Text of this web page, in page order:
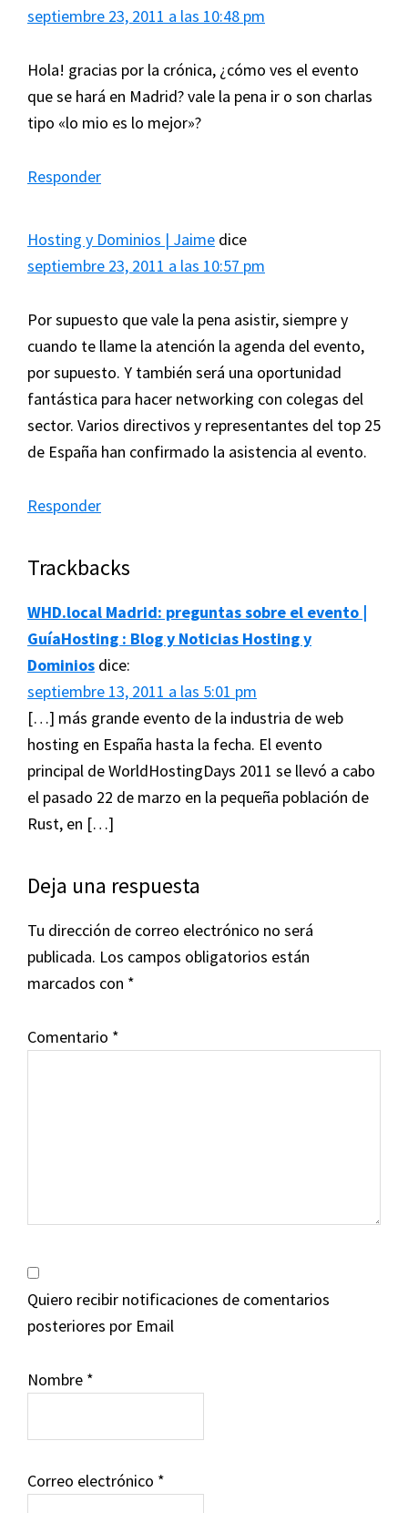
septiembre 23, 2011 a las 10:48 pm
Hola! gracias por la crónica, ¿cómo ves el evento
que se hará en Madrid? vale la pena ir o son charlas
tipo «lo mio es lo mejor»?
Responder
Hosting y Dominios | Jaime dice
septiembre 23, 2011 a las 10:57 pm
Por supuesto que vale la pena asistir, siempre y
cuando te llame la atención la agenda del evento,
por supuesto. Y también será una oportunidad
fantástica para hacer networking con colegas del
sector. Varios directivos y representantes del top 25
de España han confirmado la asistencia al evento.
Responder
Trackbacks
WHD.local Madrid: preguntas sobre el evento |
GuíaHosting : Blog y Noticias Hosting y
Dominios dice:
septiembre 13, 2011 a las 5:01 pm
[…] más grande evento de la industria de web
hosting en España hasta la fecha. El evento
principal de WorldHostingDays 2011 se llevó a cabo
el pasado 22 de marzo en la pequeña población de
Rust, en […]
Deja una respuesta
Tu dirección de correo electrónico no será
publicada. Los campos obligatorios están
marcados con *
Comentario *
Quiero recibir notificaciones de comentarios
posteriores por Email
Nombre *
Correo electrónico *